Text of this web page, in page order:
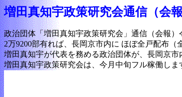
増田真知宇政策研究会通信（会
政治団体「増田真知宇政策研究会」通信（会報）
2万9200部有れば、長岡京市内に ほぼ全戸配布
増田真知宇が代表を務める政治団体が、長岡京
増田真知宇政策研究会は、今月中旬フル稼働しま